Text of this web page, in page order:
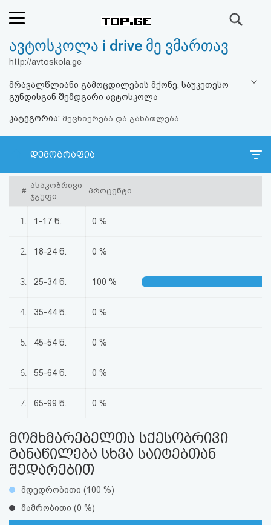
რეიტინგი
კითხვა-
პასუხი
ავტორიზაცია
რეგისტრაცია
პაროლის
აღდგენა
HTML
სალიცენზიო
პასუხისმგებლობის
უარყოფა
ავტოსკოლა i drive მე ვმართავ
http://avtoskola.ge
მრავალწლიანი გამოცდილების მქონე, საუკეთესო
გუნდისგან შემდგარი ავტოსკოლა
კატეგორია: მეცნიერება და განათლება
დემოგრაფია
#
ასაკობრივი
ჯგუფი
პროცენტი
1. 1-17 წ. 0 %
2. 18-24 წ. 0 %
3. 25-34 წ. 100 %
4. 35-44 წ. 0 %
5. 45-54 წ. 0 %
6. 55-64 წ. 0 %
7. 65-99 წ. 0 %
მომხმარებელთა სქესობრივი
განაწილება სხვა საიტებთან
შედარებით
მდედრობითი (100 %)
მამრობითი (0 %)